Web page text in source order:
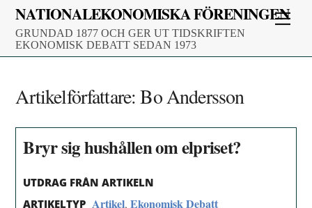
Skip
content
NATIONALEKONOMISKA FÖRENINGEN
GRUNDAD 1877 OCH GER UT TIDSKRIFTEN
EKONOMISK DEBATT SEDAN 1973
Artikelförfattare:Bo Andersson
Bryr sig hushållen om elpriset?
UTDRAG FRÅN ARTIKELN
ARTIKELTYP Artikel,Ekonomisk Debatt